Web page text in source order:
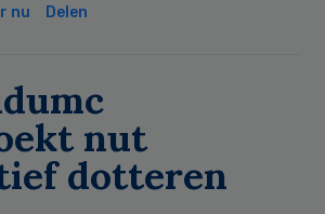
nu Delen
nut
dotteren